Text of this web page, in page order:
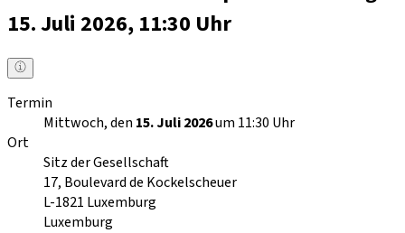
15. Juli 2026, 11:30 Uhr
Termin
Mittwoch, den 15. Juli 2026um 11:30 Uhr
Ort
Sitz der Gesellschaft
17, Boulevard de Kockelscheuer
L-1821 Luxemburg
Luxemburg